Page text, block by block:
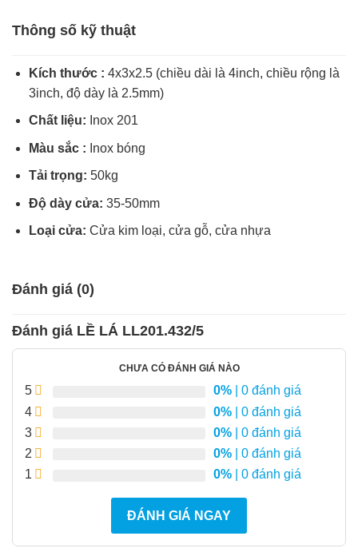
Thông số kỹ thuật
Kích thước : 4x3x2.5 (chiều dài là 4inch, chiều rộng là
3inch, độ dày là 2.5mm)
Chất liệu: Inox 201
Màu sắc : Inox bóng
Tải trọng: 50kg
Độ dày cửa: 35-50mm
Loại cửa: Cửa kim loại, cửa gỗ, cửa nhựa
Đánh giá (0)
Đánh giá LỀ LÁ LL201.432/5
CHƯA CÓ ĐÁNH GIÁ NÀO
5 0% | 0 đánh giá
4
0% | 0 đánh giá
3
0% | 0 đánh giá
2
0% | 0 đánh giá
1
0% | 0 đánh giá
ĐÁNH GIÁ NGAY